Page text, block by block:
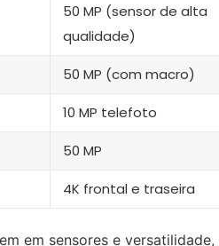
50 MP (sensor de alta
qualidade)
50 MP (com macro)
10 MP telefoto
50 MP
4K frontal e traseira
em sensores e